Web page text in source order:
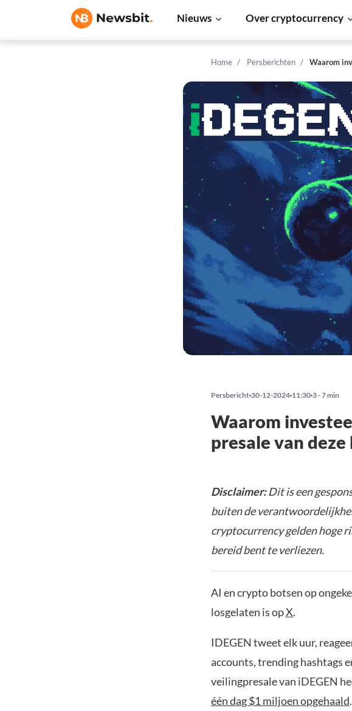
Nieuws Over cryptocurrency
Home Persberichten Waarom
Persbericht 30-12-2024 11:30 3 - 7 min
Waarom
presale van
Disclaimer:Dit is een
buiten de
cryptocurrency gelden hoge
bereid bent te verliezen.
AI en crypto botsen op
losgelaten is opX.
IDEGEN tweet elk uur,
accounts, trending hashtags
veilingpresale van iDEGEN
één dag $1 miljoen opgehaald.